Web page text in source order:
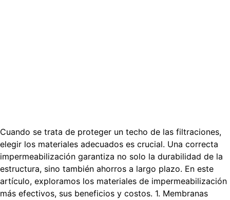
Cuando se trata de proteger un techo de las filtraciones,
elegir los materiales adecuados es crucial. Una correcta
impermeabilización garantiza no solo la durabilidad de la
estructura, sino también ahorros a largo plazo. En este
artículo, exploramos los materiales de impermeabilización
más efectivos, sus beneficios y costos. 1. Membranas